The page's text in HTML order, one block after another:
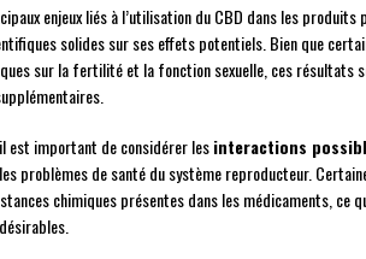
enjeux liés à l’utilisation du CBD dans les
solides sur ses effets potentiels. Bien que
sur la fertilité et la fonction sexuelle, ces résultats
est important de considérer lesinteractions
problèmes de santé du système reproducteur.
chimiques présentes dans les médicaments,